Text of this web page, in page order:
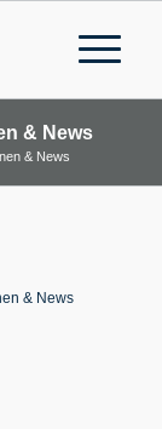
& News
& News
& News